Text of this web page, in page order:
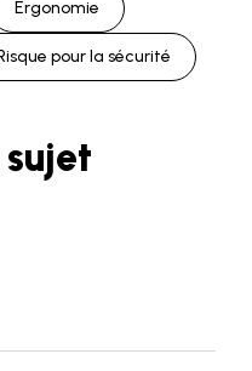
Ergonomie
pour la sécurité